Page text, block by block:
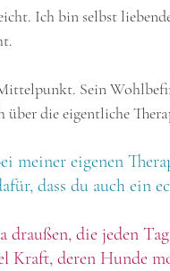
Ich bin selbst
Sein
die eigentliche
meiner eigenen
dass du auch ein
draußen, die jeden
Kraft, deren Hunde